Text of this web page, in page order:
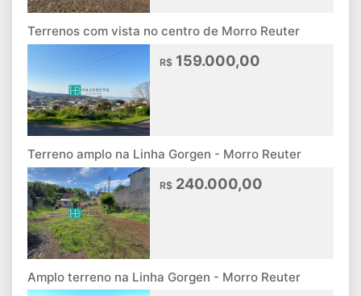
Terrenos com vista no centro de Morro Reuter
R$ 159.000,00
Terreno amplo na Linha Gorgen - Morro Reuter
R$ 240.000,00
Amplo terreno na Linha Gorgen - Morro Reuter